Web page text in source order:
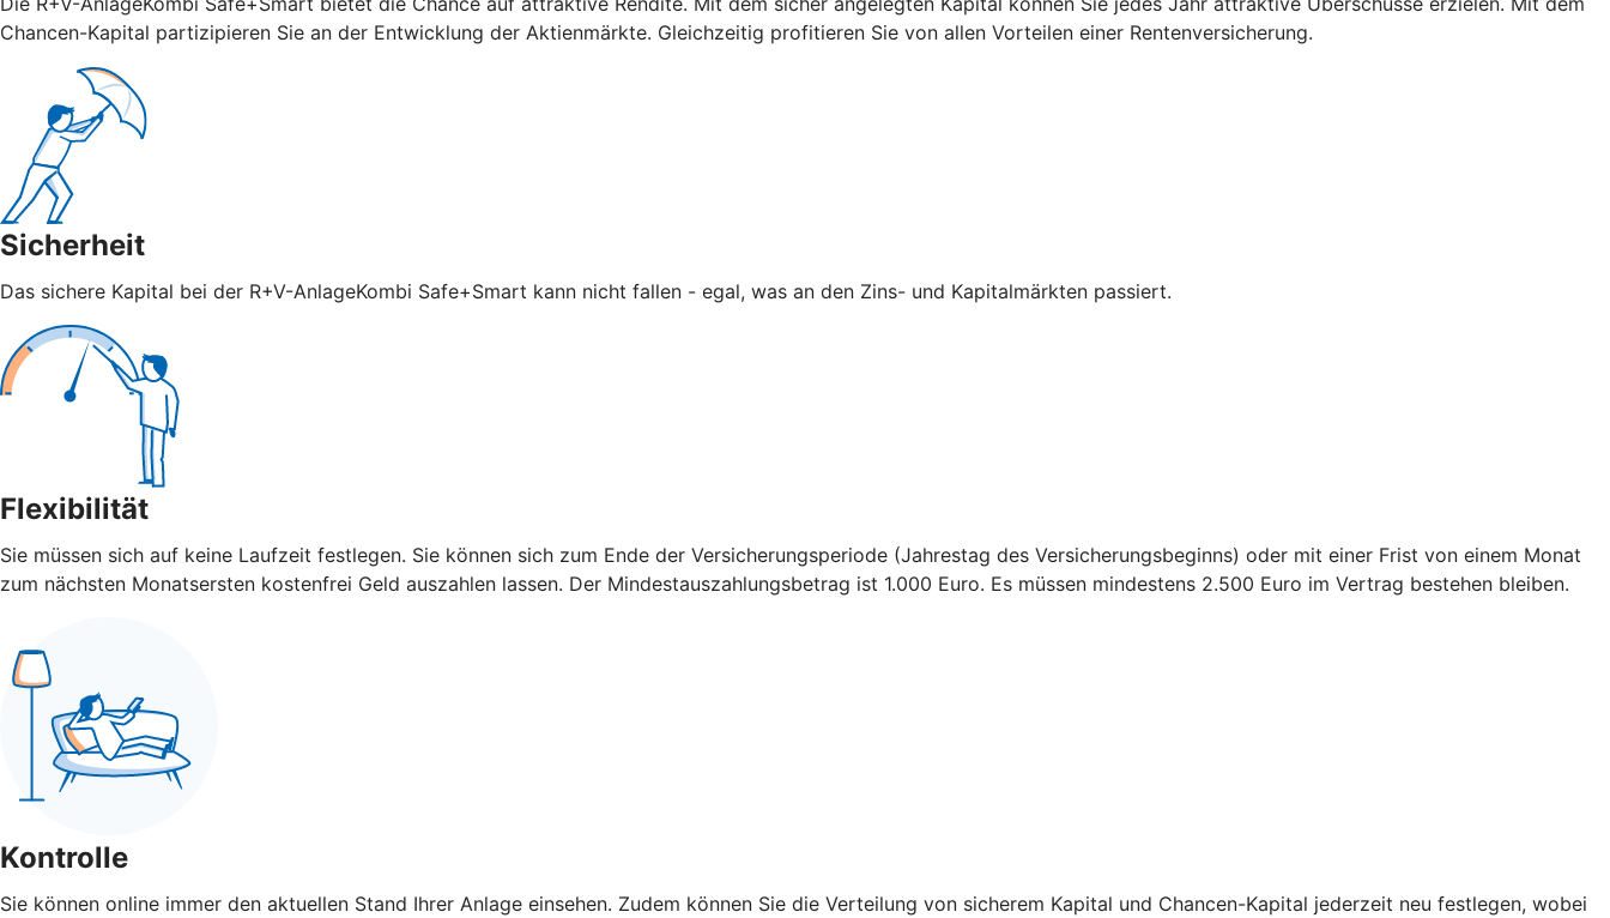
Chancen-Kapital partizipieren Sie an der Entwicklung der Aktienmärkte. Gleichzeitig profitieren Sie von allen Vorteilen einer Rentenversicherung.
Sicherheit
Das sichere Kapital bei der R+V-AnlageKombi Safe+Smart kann nicht fallen - egal, was an den Zins- und Kapitalmärkten passiert.
Flexibilität
Sie müssen sich auf keine Laufzeit festlegen. Sie können sich zum Ende der Versicherungsperiode (Jahrestag des Versicherungsbeginns) oder mit einer Frist von einem Monat
zum nächsten Monatsersten kostenfrei Geld auszahlen lassen. Der Mindestauszahlungsbetrag ist 1.000 Euro. Es müssen mindestens 2.500 Euro im Vertrag bestehen bleiben.
Kontrolle
Sie können online immer den aktuellen Stand Ihrer Anlage einsehen. Zudem können Sie die Verteilung von sicherem Kapital und Chancen-Kapital jederzeit neu festlegen, wobei